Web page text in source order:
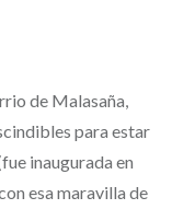
de Malasaña,
para estar
inaugurada en
esa maravilla de